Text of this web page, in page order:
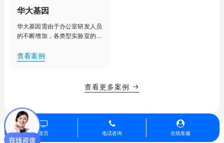
华大基因
华大基因需由于办公室研发人员
的不断增加，各类型实验室的建
其对办公室、实验室、实验室设
备更加细致化管理的需求。需要
化、智能化管理，提升办公效
率，降低用电能耗，创造舒适的
查看案例
查看更多案例 
首页 电话咨询 在线客服